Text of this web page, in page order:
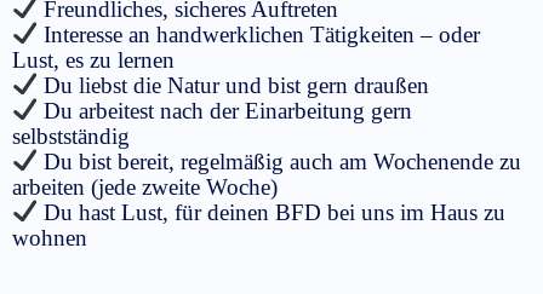
Freundliches, sicheres Auftreten
Interesse an handwerklichen Tätigkeiten – oder
Lust, es zu lernen
Du liebst die Natur und bist gern draußen
Du arbeitest nach der Einarbeitung gern
selbstständig
Du bist bereit, regelmäßig auch am Wochenende zu
arbeiten (jede zweite Woche)
Du hast Lust, für deinen BFD bei uns im Haus zu
wohnen